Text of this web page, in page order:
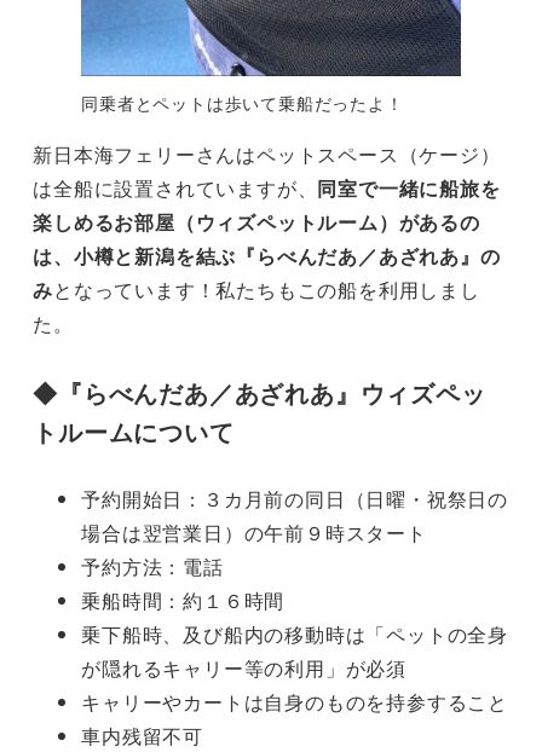
同乗者とペットは歩いて乗船だったよ！
新日本海フェリーさんはペットスペース（ケージ）
は全船に設置されていますが、 同室で一緒に船旅を
楽しめるお部屋（ウィズペットルーム）があるの
は、小樽と新潟を結ぶ『らべんだあ／あざれあ』の
みとなっています！私たちもこの船を利用しまし
た。
◆『らべんだあ／あざれあ』ウィズペッ
トルームについて
予約開始日：３カ月前の同日（日曜・祝祭日の
場合は翌営業日）の午前９時スタート
予約方法：電話
乗船時間：約１６時間
乗下船時、及び船内の移動時は「ペットの全身
が隠れるキャリー等の利用」が必須
キャリーやカートは自身のものを持参すること
車内残留不可